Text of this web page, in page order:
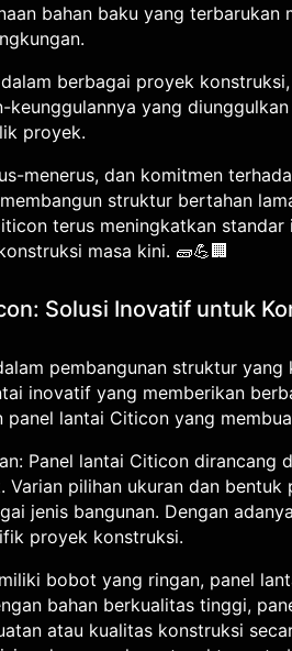
bahan baku yang
berbagai proyek
keunggulannya yang
proyek.
menerus, dan komitmen
struktur bertahan
terus meningkatkan
masa kini. 🧱💪🏢
Solusi Inovatif untuk
pembangunan struktur
inovatif yang memberikan
lantai Citicon yang
Panel lantai Citicon
Varian pilihan ukuran dan
jenis bangunan. Dengan
proyek konstruksi.
bobot yang ringan, panel
bahan berkualitas tinggi,
atau kualitas konstruksi